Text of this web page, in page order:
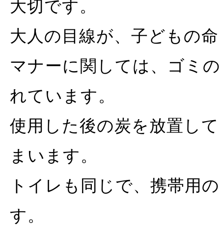
大切です。
大人の目線が、子どもの
マナーに関しては、ゴミ
れています。
使用した後の炭を放置し
まいます。
トイレも同じで、携帯用
す。